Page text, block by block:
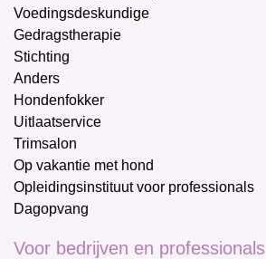
Voedingsdeskundige
Gedragstherapie
Stichting
Anders
Hondenfokker
Uitlaatservice
Trimsalon
Op vakantie met hond
Opleidingsinstituut voor professionals
Dagopvang
Voor bedrijven en professionals